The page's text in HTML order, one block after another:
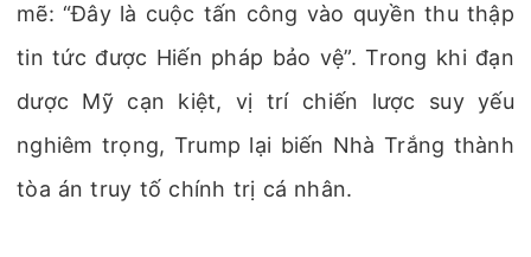
mẽ: “Đây là cuộc tấn công vào quyền thu thập
tin tức được Hiến pháp bảo vệ”. Trong khi đạn
dược Mỹ cạn kiệt, vị trí chiến lược suy yếu
nghiêm trọng, Trump lại biến Nhà Trắng thành
tòa án truy tố chính trị cá nhân.